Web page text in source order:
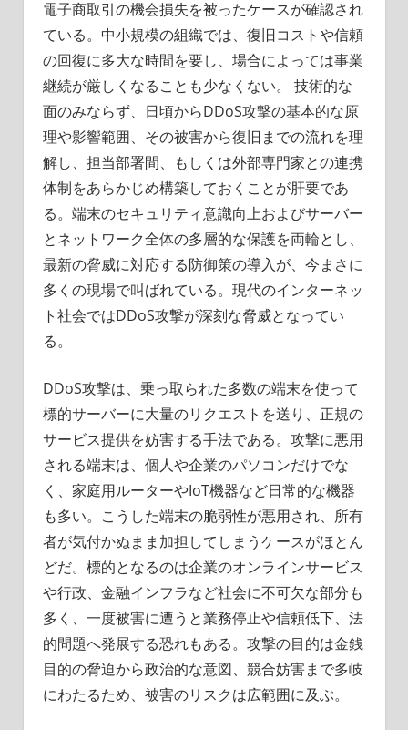
電子商取引の機会損失を被ったケースが確認され
ている。中小規模の組織では、復旧コストや信頼
の回復に多大な時間を要し、場合によっては事業
継続が厳しくなることも少なくない。 技術的な
面のみならず、日頃からDDoS攻撃の基本的な原
理や影響範囲、その被害から復旧までの流れを理
解し、担当部署間、もしくは外部専門家との連携
体制をあらかじめ構築しておくことが肝要であ
る。端末のセキュリティ意識向上およびサーバー
とネットワーク全体の多層的な保護を両輪とし、
最新の脅威に対応する防御策の導入が、今まさに
多くの現場で叫ばれている。現代のインターネッ
ト社会ではDDoS攻撃が深刻な脅威となってい
る。
DDoS攻撃は、乗っ取られた多数の端末を使って
標的サーバーに大量のリクエストを送り、正規の
サービス提供を妨害する手法である。攻撃に悪用
される端末は、個人や企業のパソコンだけでな
く、家庭用ルーターやIoT機器など日常的な機器
も多い。こうした端末の脆弱性が悪用され、所有
者が気付かぬまま加担してしまうケースがほとん
どだ。標的となるのは企業のオンラインサービス
や行政、金融インフラなど社会に不可欠な部分も
多く、一度被害に遭うと業務停止や信頼低下、法
的問題へ発展する恐れもある。攻撃の目的は金銭
目的の脅迫から政治的な意図、競合妨害まで多岐
にわたるため、被害のリスクは広範囲に及ぶ。